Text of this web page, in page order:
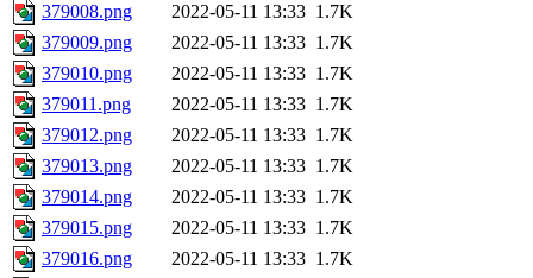
379008.png
2022-05-11 13:33 1.7K
379009.png
2022-05-11 13:33 1.7K
379010.png
2022-05-11 13:33 1.7K
379011.png
2022-05-11 13:33 1.7K
379012.png
2022-05-11 13:33 1.7K
379013.png
2022-05-11 13:33 1.7K
379014.png
2022-05-11 13:33 1.7K
379015.png
2022-05-11 13:33 1.7K
379016.png
2022-05-11 13:33 1.7K